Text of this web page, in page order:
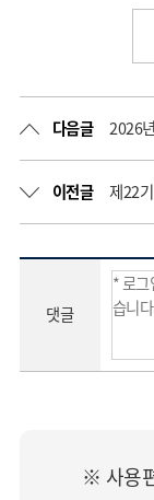
다음글 2026
이전글 제22
댓글
※ 사용